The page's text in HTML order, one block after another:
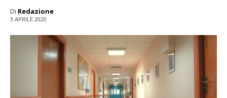
Di Redazione
3 APRILE 2020